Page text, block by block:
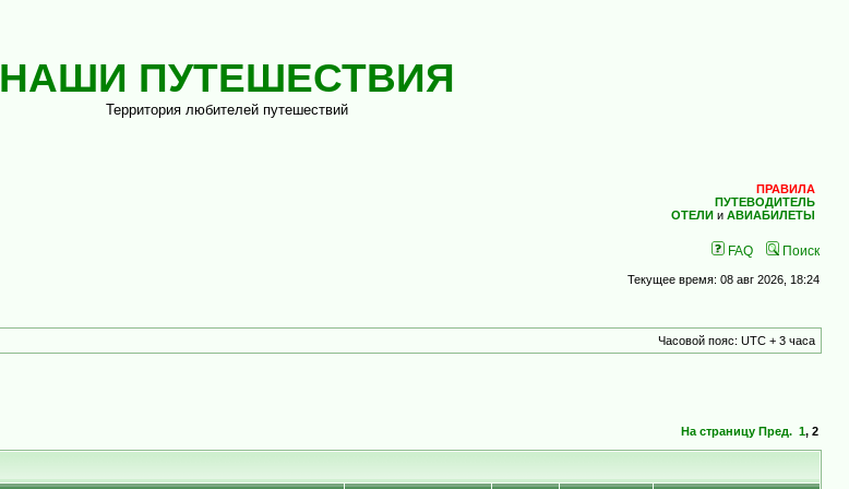
НАШИ ПУТЕШЕСТВИЯ
Территория любителей путешествий
ПРАВИЛА
ПУТЕВОДИТЕЛЬ
ОТЕЛИ и АВИАБИЛЕТЫ
FAQ Поиск
Текущее время: 08 авг 2026, 18:24
Часовой пояс: UTC + 3 часа
На страницу Пред. 1, 2